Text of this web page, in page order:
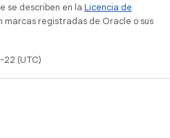
se describen en la Licencia de
marcas registradas de Oracle o sus
(UTC)